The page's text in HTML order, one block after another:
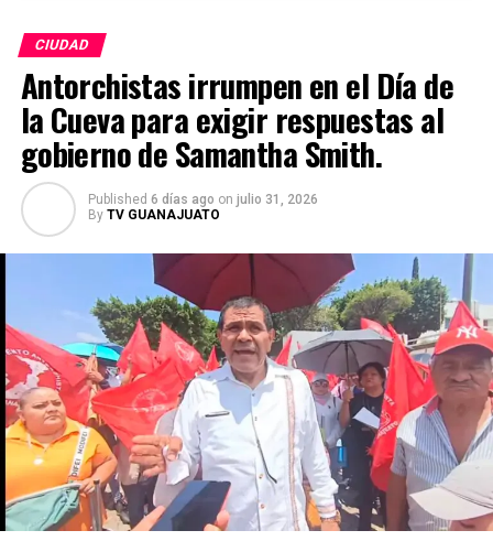
la astronomía.
Como parte de las actividades de divulgación, la
Universidad abrió las puertas del Observatorio
Astronómico La Azotea con el ciclo gratuito
“Astronomía entre callejones”, donde el público podrá
acercarse a temas como galaxias, estrellas, agujeros
negros, eclipses y el origen del universo. Con este tipo
de iniciativas, la UG no solo fortalece la formación de
futuros investigadores, sino que también acerca la
ciencia a la sociedad y posiciona a Guanajuato como un
referente nacional en la divulgación científica.
CIUDAD
Antorchistas irrumpen en el Día de
la Cueva para exigir respuestas al
gobierno de Samantha Smith.
Published 6 días ago on julio 31, 2026
By TV GUANAJUATO